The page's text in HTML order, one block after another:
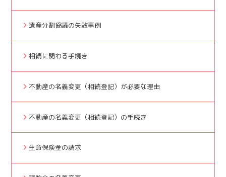
遺産分割協議の失敗事例
相続に関わる手続き
不動産の名義変更（相続登記）が必要な理由
不動産の名義変更（相続登記）の手続き
生命保険金の請求